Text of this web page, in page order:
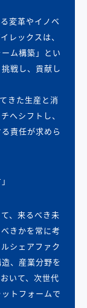
変革やイノベ
レックスは、
ム構築」とい
戦し、貢献し
きた生産と消
へシフトし、
責任が求めら
、来るべき未
きかを常に考
シェアファク
、産業分野を
いて、次世代
トフォームで